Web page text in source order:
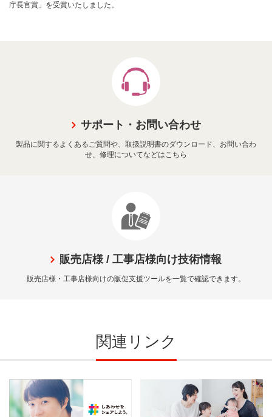
庁長官賞」を受賞いたしました。
サポート・お問い合わせ
製品に関するよくあるご質問や、取扱説明書のダウンロード、お問い合わ
せ、修理についてなどはこちら
販売店様 / 工事店様向け技術情報
販売店様・工事店様向けの販促支援ツールを一覧で確認できます。
関連リンク